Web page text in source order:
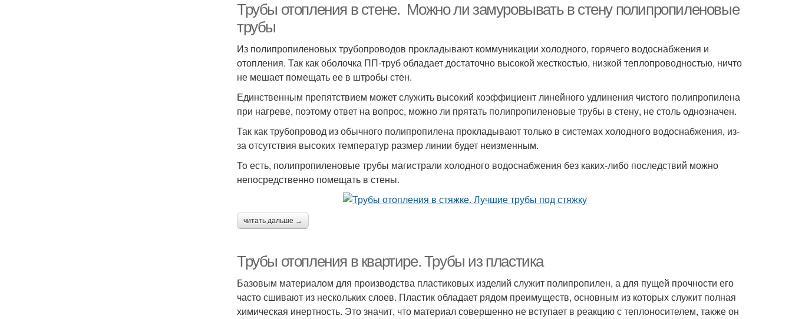
Трубы отопления в стене. Можно ли замуровывать в стену полипропиленовые
трубы
Из полипропиленовых трубопроводов прокладывают коммуникации холодного, горячего водоснабжения и
отопления. Так как оболочка ПП-труб обладает достаточно высокой жесткостью, низкой теплопроводностью, ничто
не мешает помещать ее в штробы стен.
Единственным препятствием может служить высокий коэффициент линейного удлинения чистого полипропилена
при нагреве, поэтому ответ на вопрос, можно ли прятать полипропиленовые трубы в стену, не столь однозначен.
Так как трубопровод из обычного полипропилена прокладывают только в системах холодного водоснабжения, из-
за отсутствия высоких температур размер линии будет неизменным.
To есть, полипропиленовые трубы магистрали холодного водоснабжения без каких-либо последствий можно
непосредственно помещать в стены.
читать дальше →
Трубы отопления в квартире. Трубы из пластика
Базовым материалом для производства пластиковых изделий служит полипропилен, а для пущей прочности его
часто сшивают из нескольких слоев. Пластик обладает рядом преимуществ, основным из которых служит полная
химическая инертность. Это значит, что материал совершенно не вступает в реакцию с теплоносителем, также он